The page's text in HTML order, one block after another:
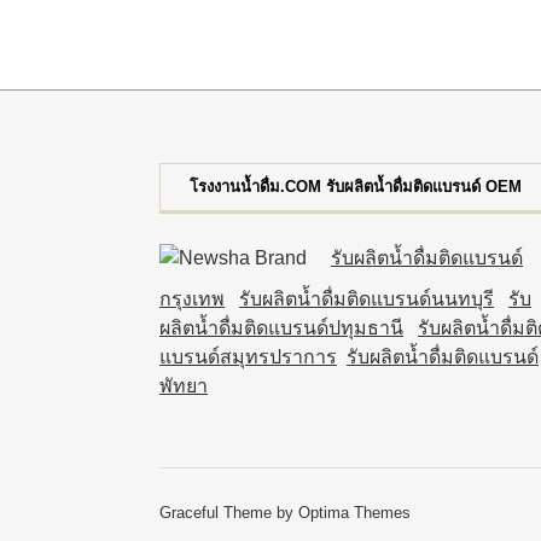
โรงงานน้ำดื่ม.COM รับผลิตน้ำดื่มติดแบรนด์ OEM
รับผลิตน้ำดื่มติดแบรนด์
กรุงเทพ
รับผลิตน้ำดื่มติดแบรนด์นนทบุรี
รับ
ผลิตน้ำดื่มติดแบรนด์ปทุมธานี
รับผลิตน้ำดื่มติ
แบรนด์สมุทรปราการ รับผลิตน้ำดื่มติดแบรนด์
พัทยา
Graceful Theme by Optima Themes